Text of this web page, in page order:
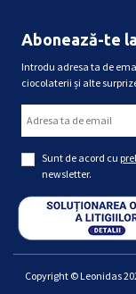
Abonează-te
Introdu adresa ta de
ciocolaterii și alte
Sunt de acord cu
newsletter.
Copyright © Leonidas